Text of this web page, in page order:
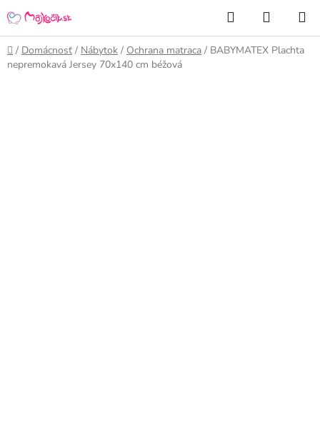
na
obsah
Hľadať
KOŠÍK
Domov
/ Domácnosť / Nábytok / Ochrana matraca / BABYMATEX Plachta
nepremokavá Jersey 70x140 cm béžová